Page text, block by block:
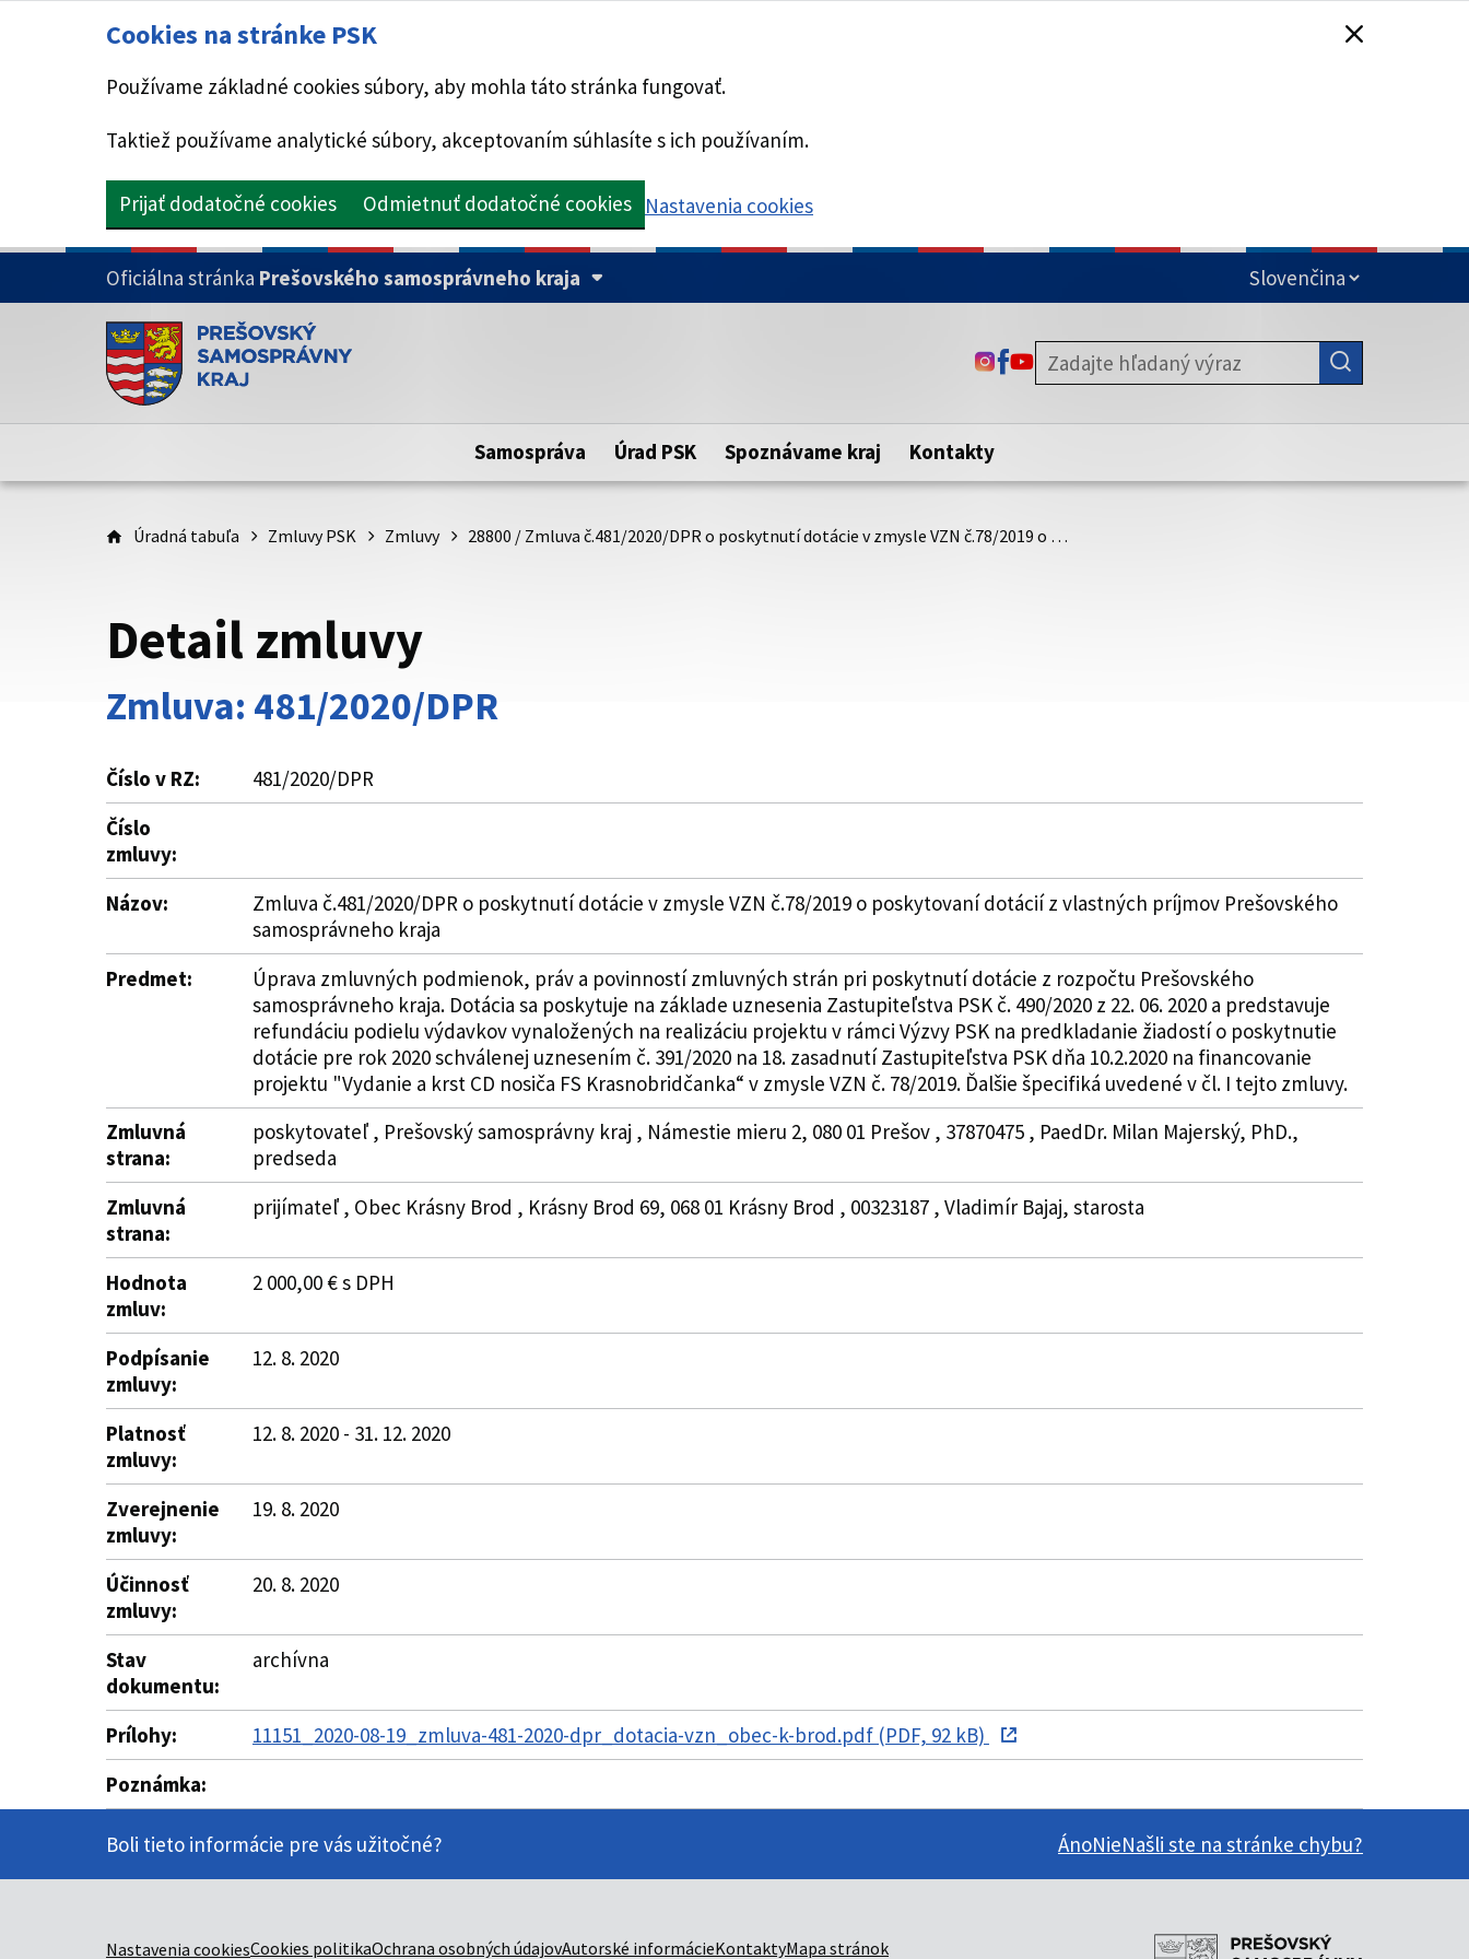
Cookies na stránke PSK
Používame základné cookies súbory, aby mohla táto stránka fungovať.
Taktiež používame analytické súbory, akceptovaním súhlasíte s ich používaním.
Prijať dodatočné cookies Odmietnuť dodatočné cookies Nastavenia cookies
PRESKOČIŤ NA HLAVNÝ OBSAH
Oficiálna stránka Prešovského samosprávneho kraja
Doména psk.sk je oficiálna
Toto je oficiálna webová stránka Prešovského samosprávneho kraja.
Táto stránka je zabezpečená
zabezpečenú webovú stránku. Zabezpečená stránka vždy začína
https:// pred názvom domény webového sídla.
ODKAZ SA OTVORÍ NA NOVEJ KARTE
ODKAZ SA OTVORÍ NA NOVEJ KARTE
ODKAZ SA OTVORÍ NA NOVEJ KARTE
Samospráva Úrad PSK Spoznávame kraj Kontakty
Úradná tabuľa Zmluvy PSK Zmluvy 28800 / Zmluva č.481/2020/DPR o poskytnutí dotácie v zmysle VZN č.78/2019 o …
Detail zmluvy
Zmluva: 481/2020/DPR
Číslo v RZ:
481/2020/DPR
Číslo
zmluvy:
Názov:
Zmluva č.481/2020/DPR o poskytnutí dotácie v zmysle VZN č.78/2019 o poskytovaní dotácií z vlastných príjmov Prešovského
samosprávneho kraja
Predmet:
Úprava zmluvných podmienok, práv a povinností zmluvných strán pri poskytnutí dotácie z rozpočtu Prešovského
samosprávneho kraja. Dotácia sa poskytuje na základe uznesenia Zastupiteľstva PSK č. 490/2020 z 22. 06. 2020 a predstavuje
refundáciu podielu výdavkov vynaložených na realizáciu projektu v rámci Výzvy PSK na predkladanie žiadostí o poskytnutie
dotácie pre rok 2020 schválenej uznesením č. 391/2020 na 18. zasadnutí Zastupiteľstva PSK dňa 10.2.2020 na financovanie
projektu "Vydanie a krst CD nosiča FS Krasnobridčanka“ v zmysle VZN č. 78/2019. Ďalšie špecifiká uvedené v čl. I tejto zmluvy.
Zmluvná
strana:
poskytovateľ , Prešovský samosprávny kraj , Námestie mieru 2, 080 01 Prešov , 37870475 , PaedDr. Milan Majerský, PhD.,
predseda
Zmluvná
strana:
prijímateľ , Obec Krásny Brod , Krásny Brod 69, 068 01 Krásny Brod , 00323187 , Vladimír Bajaj, starosta
Hodnota
zmluv:
2 000,00 € s DPH
Podpísanie
zmluvy:
12. 8. 2020
Platnosť
zmluvy:
12. 8. 2020 - 31. 12. 2020
Zverejnenie
zmluvy:
19. 8. 2020
Účinnosť
zmluvy:
20. 8. 2020
Stav
dokumentu:
archívna
Prílohy:
11151_2020-08-19_zmluva-481-2020-dpr_dotacia-vzn_obec-k-brod.pdf (PDF, 92 kB)
Poznámka:
Boli tieto informácie pre vás užitočné? ÁnoNieNašli ste na stránke chybu?
Nastavenia cookiesCookies politikaOchrana osobných údajovAutorské informácieKontaktyMapa stránok